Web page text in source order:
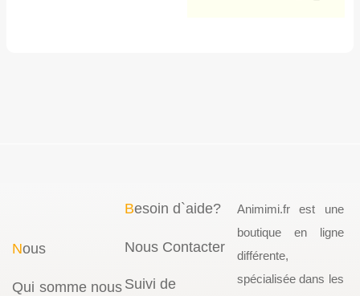
Nous
Qui somme nous
Besoin d`aide?
Nous Contacter
Suivi de
Animimi.fr est une
boutique en ligne
différente,
spécialisée dans les